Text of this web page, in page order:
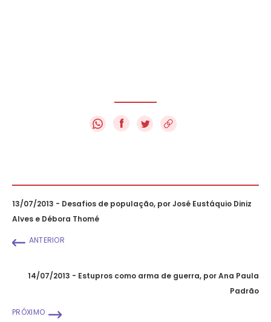
f
13/07/2013 - Desafios de população, por José Eustáquio Diniz
Alves e Débora Thomé
ANTERIOR
14/07/2013 - Estupros como arma de guerra, por Ana Paula
Padrão
PRÓXIMO